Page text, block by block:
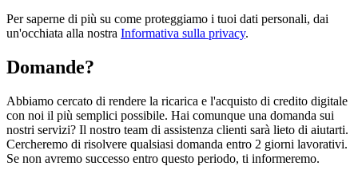
Per saperne di più su come proteggiamo i tuoi dati personali, dai
un'occhiata alla nostra Informativa sulla privacy.
Domande?
Abbiamo cercato di rendere la ricarica e l'acquisto di credito digitale
con noi il più semplici possibile. Hai comunque una domanda sui
nostri servizi? Il nostro team di assistenza clienti sarà lieto di aiutarti.
Cercheremo di risolvere qualsiasi domanda entro 2 giorni lavorativi.
Se non avremo successo entro questo periodo, ti informeremo.